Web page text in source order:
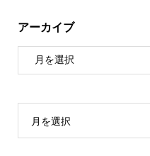
アーカイブ
月を選択